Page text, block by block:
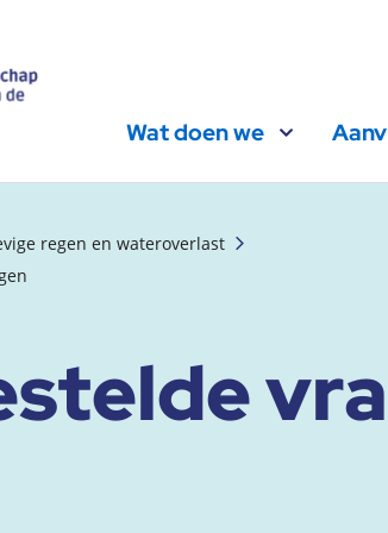
Wat doen we
regen en wateroverlast